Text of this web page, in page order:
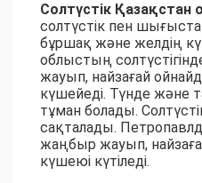
Солтүстік Қазақстан
солтүстік пен
бұршақ және желдің
облыстың
жауып, найзағай
күшейеді. Түнде және
тұман болады.
сақталады.
жаңбыр жауып,
күшеюі күтіледі.